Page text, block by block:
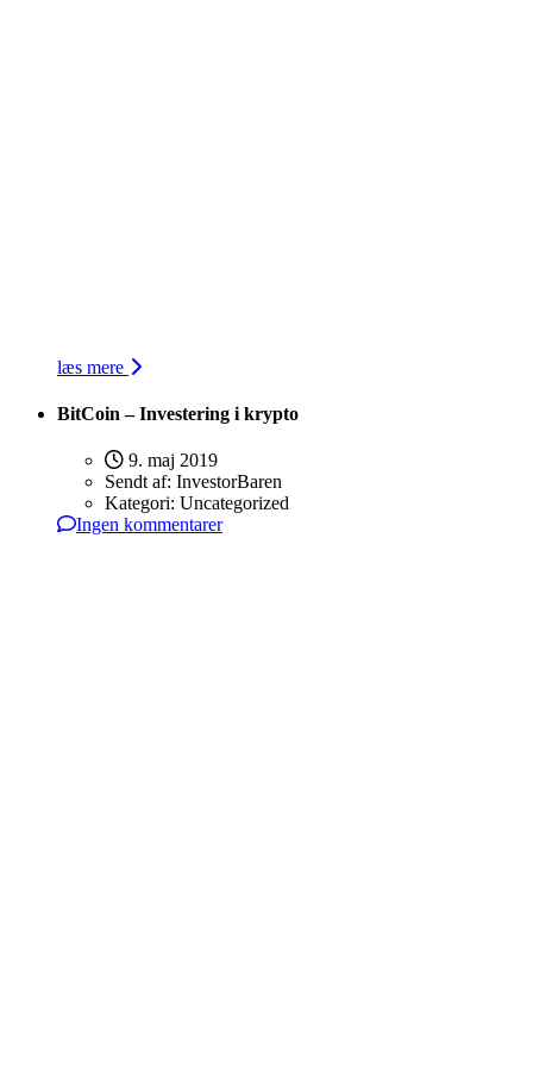
læs mere
BitCoin – Investering i krypto
9. maj 2019
Sendt af: InvestorBaren
Kategori: Uncategorized
Ingen kommentarer